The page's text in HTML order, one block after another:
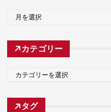
カ
カテゴリー
ゴ
タグ